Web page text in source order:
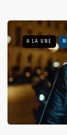
A LA UNE